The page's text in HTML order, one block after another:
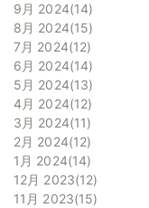
9月 2024 14
8月 2024 15
7月 2024 12
6月 2024 14
5月 2024 13
4月 2024 12
3月 2024 11
2月 2024 12
1月 2024 14
12月 2023 12
11月 2023 15